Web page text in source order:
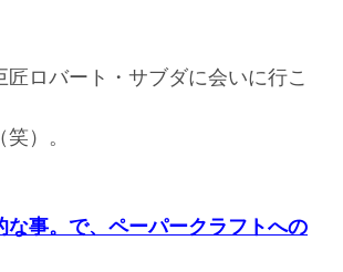
ぎ
匠ロバート・サブダに会いに行こ
）。
な事。で、ペーパークラフトへの